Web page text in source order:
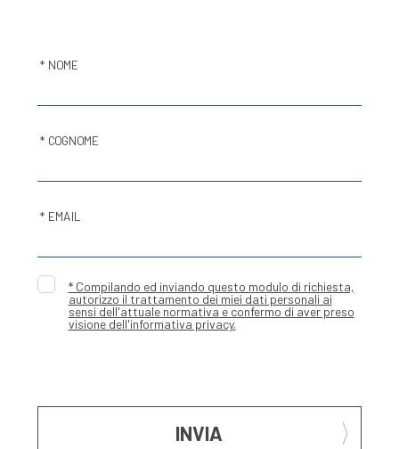
* NOME
* COGNOME
* EMAIL
* Compilando ed inviando questo modulo di richiesta,
autorizzo il trattamento dei miei dati personali ai
sensi dell'attuale normativa e confermo di aver preso
visione dell'informativa privacy.
INVIA